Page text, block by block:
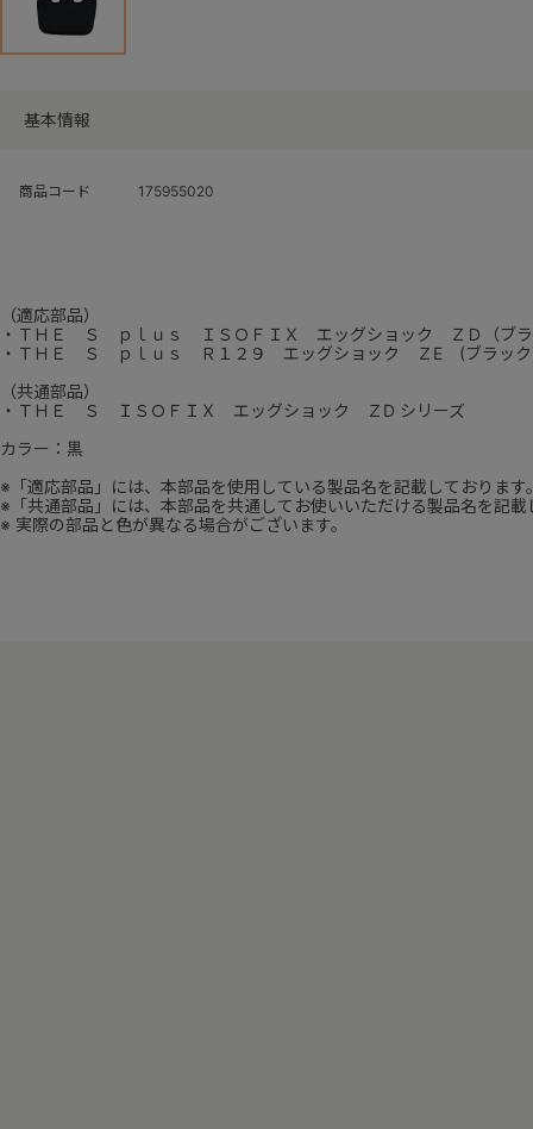
基本情報
商品コード 175955020
（適応部品）
・ＴＨＥ Ｓ ｐｌｕｓ ＩＳＯＦＩＸ エッグショック ＺＤ（ブラ
・ＴＨＥ Ｓ ｐｌｕｓ Ｒ１２９ エッグショック ＺE (ブラッ
（共通部品）
・ＴＨＥ Ｓ ＩＳＯＦＩＸ エッグショック ＺD シリーズ
カラー：黒
※「適応部品」には、本部品を使用している製品名を記載しております
※「共通部品」には、本部品を共通してお使いいただける製品名を記載
※ 実際の部品と色が異なる場合がございます。